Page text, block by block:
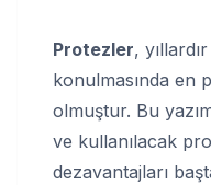
Protezler,
konulmasında en
olmuştur. Bu
ve kullanılacak
dezavantajları